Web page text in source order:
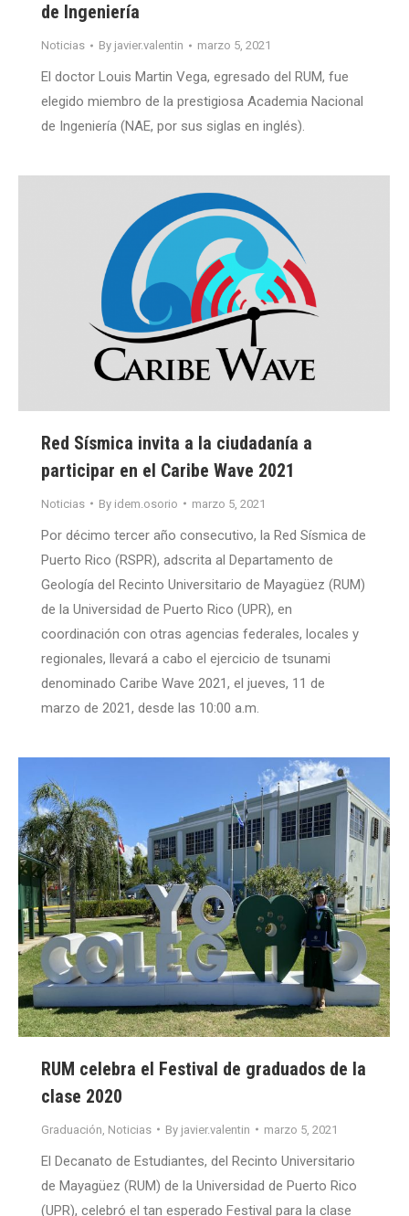
de Ingeniería
Noticias By javier.valentin marzo 5, 2021
El doctor Louis Martin Vega, egresado del RUM, fue
elegido miembro de la prestigiosa Academia Nacional
de Ingeniería (NAE, por sus siglas en inglés).
Red Sísmica invita a la ciudadanía a
participar en el Caribe Wave 2021
Noticias By idem.osorio marzo 5, 2021
Por décimo tercer año consecutivo, la Red Sísmica de
Puerto Rico (RSPR), adscrita al Departamento de
Geología del Recinto Universitario de Mayagüez (RUM)
de la Universidad de Puerto Rico (UPR), en
coordinación con otras agencias federales, locales y
regionales, llevará a cabo el ejercicio de tsunami
denominado Caribe Wave 2021, el jueves, 11 de
marzo de 2021, desde las 10:00 a.m.
RUM celebra el Festival de graduados de la
clase 2020
Graduación Noticias By javier.valentin marzo 5, 2021
El Decanato de Estudiantes, del Recinto Universitario
de Mayagüez (RUM) de la Universidad de Puerto Rico
(UPR), celebró el tan esperado Festival para la clase